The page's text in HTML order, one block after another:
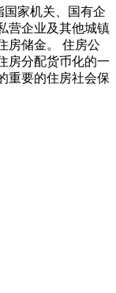
国家机关、国有企
营企业及其他城镇
房储金。 住房公
房分配货币化的一
重要的住房社会保